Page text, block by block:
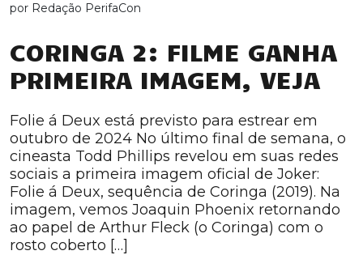
por Redação PerifaCon
CORINGA 2: FILME GANHA
PRIMEIRA IMAGEM, VEJA
Folie á Deux está previsto para estrear em
outubro de 2024 No último final de semana, o
cineasta Todd Phillips revelou em suas redes
sociais a primeira imagem oficial de Joker:
Folie á Deux, sequência de Coringa (2019). Na
imagem, vemos Joaquin Phoenix retornando
ao papel de Arthur Fleck (o Coringa) com o
rosto coberto […]